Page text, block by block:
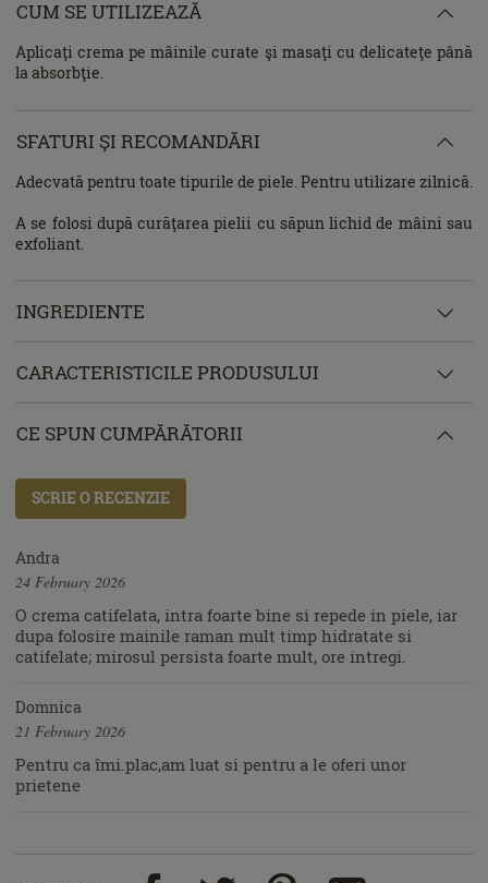
CUM SE UTILIZEAZĂ
Aplicaţi crema pe mâinile curate şi masaţi cu delicateţe până
la absorbţie.
SFATURI ŞI RECOMANDĂRI
Adecvată pentru toate tipurile de piele. Pentru utilizare zilnică.
A se folosi după curăţarea pielii cu săpun lichid de mâini sau
exfoliant.
INGREDIENTE
CARACTERISTICILE PRODUSULUI
CE SPUN CUMPĂRĂTORII
SCRIE O RECENZIE
Andra
24 February 2026
O crema catifelata, intra foarte bine si repede in piele, iar
dupa folosire mainile raman mult timp hidratate si
catifelate; mirosul persista foarte mult, ore intregi.
Domnica
21 February 2026
Pentru ca îmi.plac,am luat si pentru a le oferi unor
prietene